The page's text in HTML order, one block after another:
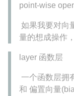
point-wise
如果我要对向
量的想成操作
layer 函数层
一个函数层拥
和 偏置向量